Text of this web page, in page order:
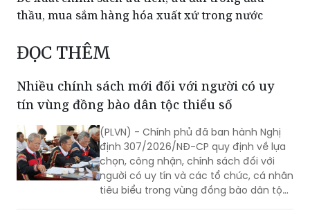
thầu, mua sắm hàng hóa xuất xứ trong nước
ĐỌC THÊM
Nhiều chính sách mới đối với người có uy
tín vùng đồng bào dân tộc thiểu số
(PLVN) - Chính phủ đã ban hành Nghị
định 307/2026/NĐ-CP quy định về lựa
chọn, công nhận, chính sách đối với
người có uy tín và các tổ chức, cá nhân
tiêu biểu trong vùng đồng bào dân tộc